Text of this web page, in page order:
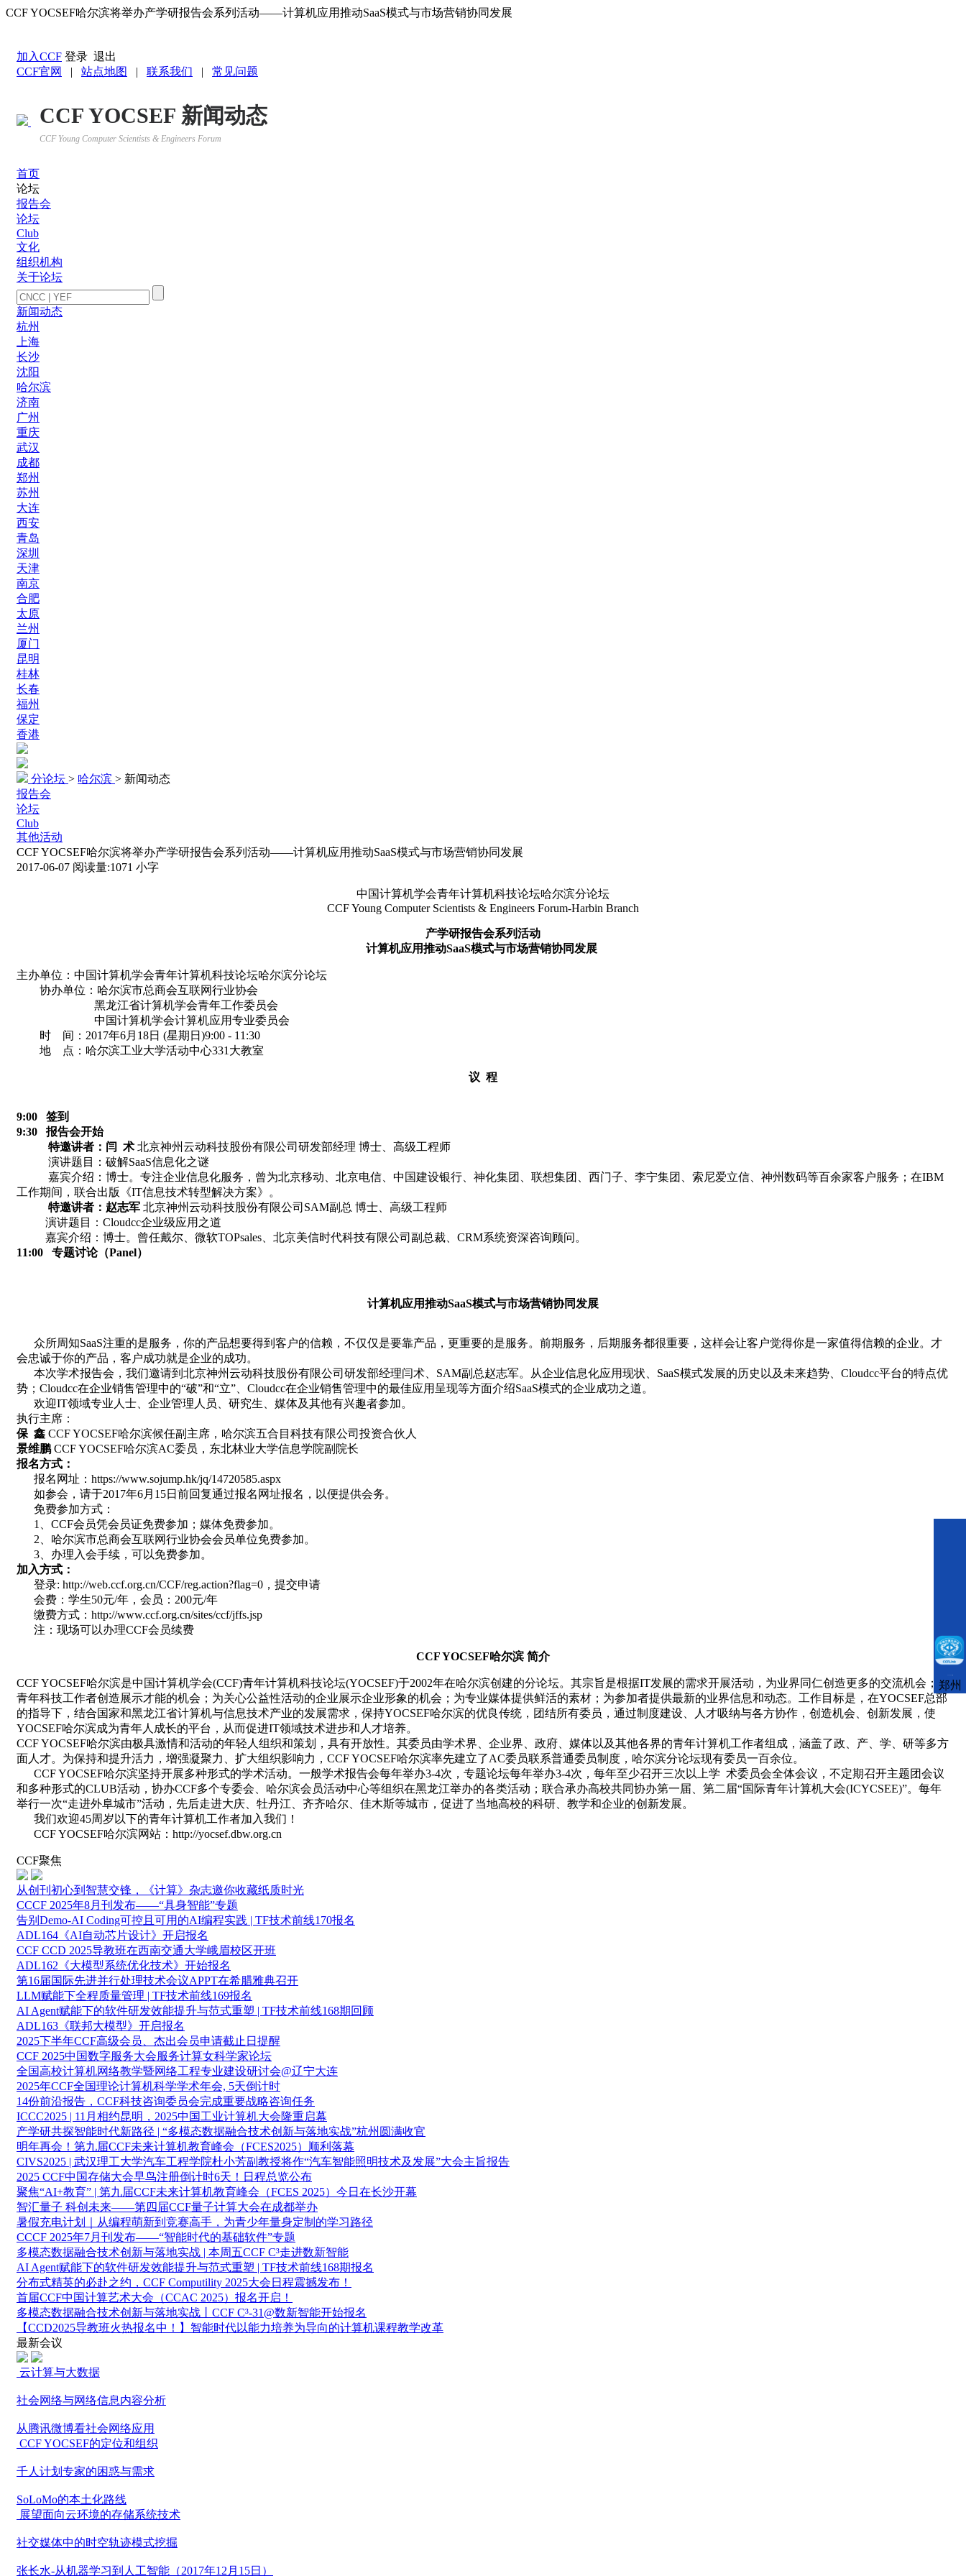
CCF YOCSEF哈尔滨将举办产学研报告会系列活动——计算机应用推动SaaS模式与市场营销协同发展
加入CCF 登录 退出
CCF官网
| 站点地图 | 联系我们 | 常见问题
CCF YOCSEF 新闻动态
CCF Young Computer Scientists & Engineers Forum
首页
论坛
报告会
论坛
Club
文化
组织机构
关于论坛
新闻动态
杭州
上海
长沙
沈阳
哈尔滨
济南
广州
重庆
武汉
成都
郑州
苏州
大连
西安
青岛
深圳
天津
南京
合肥
太原
兰州
厦门
昆明
桂林
长春
福州
保定
香港
分论坛 > 哈尔滨 > 新闻动态
报告会
论坛
Club
其他活动
CCF YOCSEF哈尔滨将举办产学研报告会系列活动——计算机应用推动SaaS模式与市场营销协同发展
2017-06-07 阅读量:1071 小字
中国计算机学会青年计算机科技论坛哈尔滨分论坛
CCF Young Computer Scientists & Engineers Forum-Harbin Branch
产学研报告会系列活动
计算机应用推动SaaS模式与市场营销协同发展
主办单位：中国计算机学会青年计算机科技论坛哈尔滨分论坛
协办单位：哈尔滨市总商会互联网行业协会
黑龙江省计算机学会青年工作委员会
中国计算机学会计算机应用专业委员会
时 间：2017年6月18日 (星期日)9:00 - 11:30
地 点：哈尔滨工业大学活动中心331大教室
议 程
9:00 签到
9:30 报告会开始
特邀讲者：闫 术 北京神州云动科技股份有限公司研发部经理 博士、高级工程师
演讲题目：破解SaaS信息化之谜
嘉宾介绍：博士。专注企业信息化服务，曾为北京移动、北京电信、中国建设银行、神化集团、联想集团、西门子、李宁集团、索尼爱立信、神州数码等百余家客户服务；在IBM
工作期间，联合出版《IT信息技术转型解决方案》。
特邀讲者：赵志军 北京神州云动科技股份有限公司SAM副总 博士、高级工程师
演讲题目：Cloudcc企业级应用之道
嘉宾介绍：博士。曾任戴尔、微软TOPsales、北京美信时代科技有限公司副总裁、CRM系统资深咨询顾问。
11:00 专题讨论（Panel）
计算机应用推动SaaS模式与市场营销协同发展
众所周知SaaS注重的是服务，你的产品想要得到客户的信赖，不仅仅是要靠产品，更重要的是服务。前期服务，后期服务都很重要，这样会让客户觉得你是一家值得信赖的企业。才
会忠诚于你的产品，客户成功就是企业的成功。
本次学术报告会，我们邀请到北京神州云动科技股份有限公司研发部经理闫术、SAM副总赵志军。从企业信息化应用现状、SaaS模式发展的历史以及未来趋势、Cloudcc平台的特点优
势；Cloudcc在企业销售管理中的“破”和“立”、Cloudcc在企业销售管理中的最佳应用呈现等方面介绍SaaS模式的企业成功之道。
欢迎IT领域专业人士、企业管理人员、研究生、媒体及其他有兴趣者参加。
执行主席：
保 鑫 CCF YOCSEF哈尔滨候任副主席，哈尔滨五合目科技有限公司投资合伙人
景维鹏CCF YOCSEF哈尔滨AC委员，东北林业大学信息学院副院长
报名方式：
报名网址：https://www.sojump.hk/jq/14720585.aspx
如参会，请于2017年6月15日前回复通过报名网址报名，以便提供会务。
免费参加方式：
1、CCF会员凭会员证免费参加；媒体免费参加。
2、哈尔滨市总商会互联网行业协会会员单位免费参加。
3、办理入会手续，可以免费参加。
加入方式：
登录: http://web.ccf.org.cn/CCF/reg.action?flag=0，提交申请
会费：学生50元/年，会员：200元/年
缴费方式：http://www.ccf.org.cn/sites/ccf/jffs.jsp
注：现场可以办理CCF会员续费
CCF YOCSEF哈尔滨 简介
CCF YOCSEF哈尔滨是中国计算机学会(CCF)青年计算机科技论坛(YOCSEF)于2002年在哈尔滨创建的分论坛。其宗旨是根据IT发展的需求开展活动，为业界同仁创造更多的交流机会；为
青年科技工作者创造展示才能的机会；为关心公益性活动的企业展示企业形象的机会；为专业媒体提供鲜活的素材；为参加者提供最新的业界信息和动态。工作目标是，在YOCSEF总部
的指导下，结合国家和黑龙江省计算机与信息技术产业的发展需求，保持YOCSEF哈尔滨的优良传统，团结所有委员，通过制度建设、人才吸纳与各方协作，创造机会、创新发展，使
YOCSEF哈尔滨成为青年人成长的平台，从而促进IT领域技术进步和人才培养。
CCF YOCSEF哈尔滨由极具激情和活动的年轻人组织和策划，具有开放性。其委员由学术界、企业界、政府、媒体以及其他各界的青年计算机工作者组成，涵盖了政、产、学、研等多方
面人才。为保持和提升活力，增强凝聚力、扩大组织影响力，CCF YOCSEF哈尔滨率先建立了AC委员联系普通委员制度，哈尔滨分论坛现有委员一百余位。
CCF YOCSEF哈尔滨坚持开展多种形式的学术活动。一般学术报告会每年举办3-4次，专题论坛每年举办3-4次，每年至少召开三次以上学 术委员会全体会议，不定期召开主题团会议
和多种形式的CLUB活动，协办CCF多个专委会、哈尔滨会员活动中心等组织在黑龙江举办的各类活动；联合承办高校共同协办第一届、第二届“国际青年计算机大会(ICYCSEE)”。每年
举行一次“走进外阜城市”活动，先后走进大庆、牡丹江、齐齐哈尔、佳木斯等城市，促进了当地高校的科研、教学和企业的创新发展。
我们欢迎45周岁以下的青年计算机工作者加入我们！
CCF YOCSEF哈尔滨网站：http://yocsef.dbw.org.cn
CCF聚焦
从创刊初心到智慧交锋，《计算》杂志邀你收藏纸质时光
CCCF 2025年8月刊发布——“具身智能”专题
告别Demo-AI Coding可控且可用的AI编程实践 | TF技术前线170报名
ADL164《AI自动芯片设计》开启报名
CCF CCD 2025导教班在西南交通大学峨眉校区开班
ADL162《大模型系统优化技术》开始报名
第16届国际先进并行处理技术会议APPT在希腊雅典召开
LLM赋能下全程质量管理 | TF技术前线169报名
AI Agent赋能下的软件研发效能提升与范式重塑 | TF技术前线168期回顾
ADL163《联邦大模型》开启报名
2025下半年CCF高级会员、杰出会员申请截止日提醒
CCF 2025中国数字服务大会服务计算女科学家论坛
全国高校计算机网络教学暨网络工程专业建设研讨会@辽宁大连
2025年CCF全国理论计算机科学学术年会, 5天倒计时
14份前沿报告，CCF科技咨询委员会完成重要战略咨询任务
ICCC2025 | 11月相约昆明，2025中国工业计算机大会隆重启幕
产学研共探智能时代新路径 | “多模态数据融合技术创新与落地实战”杭州圆满收官
明年再会！第九届CCF未来计算机教育峰会（FCES2025）顺利落幕
CIVS2025 | 武汉理工大学汽车工程学院杜小芳副教授将作“汽车智能照明技术及发展”大会主旨报告
2025 CCF中国存储大会早鸟注册倒计时6天！日程总览公布
聚焦“AI+教育” | 第九届CCF未来计算机教育峰会（FCES 2025）今日在长沙开幕
智汇量子 科创未来——第四届CCF量子计算大会在成都举办
暑假充电计划｜从编程萌新到竞赛高手，为青少年量身定制的学习路径
CCCF 2025年7月刊发布——“智能时代的基础软件”专题
多模态数据融合技术创新与落地实战 | 本周五CCF C³走进数新智能
AI Agent赋能下的软件研发效能提升与范式重塑 | TF技术前线168期报名
分布式精英的必赴之约，CCF Computility 2025大会日程震撼发布！
首届CCF中国计算艺术大会（CCAC 2025）报名开启！
多模态数据融合技术创新与落地实战丨CCF C³-31@数新智能开始报名
【CCD2025导教班火热报名中！】智能时代以能力培养为导向的计算机课程教学改革
最新会议
云计算与大数据
社会网络与网络信息内容分析
从腾讯微博看社会网络应用
CCF YOCSEF的定位和组织
千人计划专家的困惑与需求
SoLoMo的本土化路线
展望面向云环境的存储系统技术
社交媒体中的时空轨迹模式挖掘
张长水-从机器学习到人工智能（2017年12月15日）
郑州